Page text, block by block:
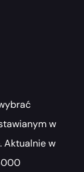
w
Aktualnie w